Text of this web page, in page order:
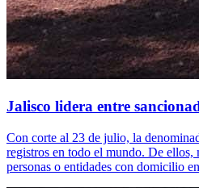
Jalisco lidera entre
Con corte al 23 de julio, la
registros en todo el mundo. De ellos,
personas o entidades con domicilio